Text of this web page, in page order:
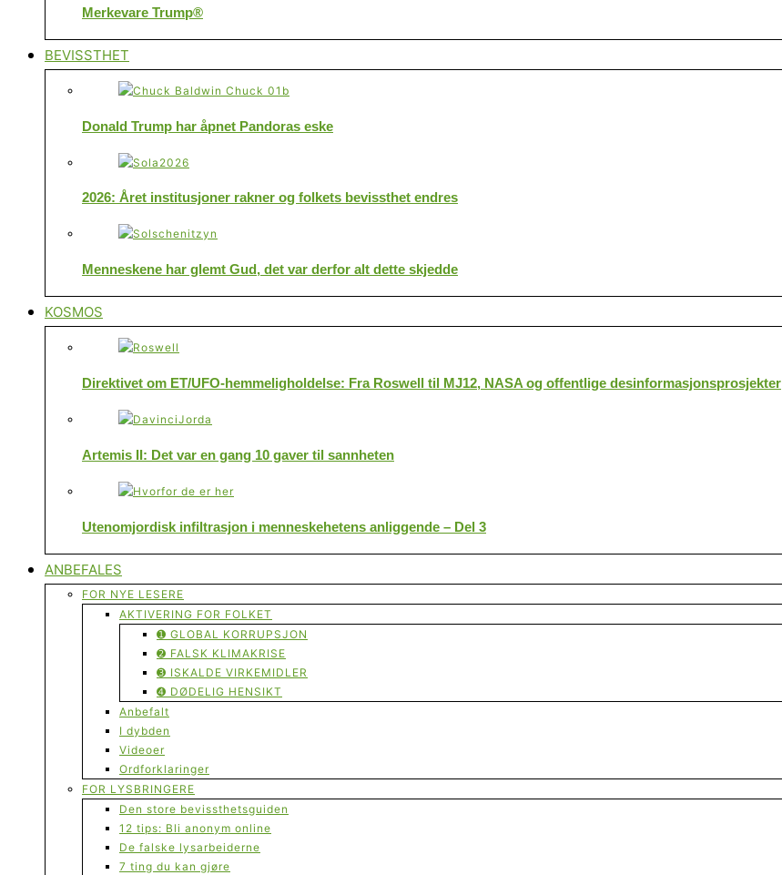
Merkevare Trump®
BEVISSTHET
Donald Trump har åpnet Pandoras eske
2026: Året institusjoner rakner og folkets bevissthet endres
Menneskene har glemt Gud, det var derfor alt dette skjedde
KOSMOS
Direktivet om ET/UFO-hemmeligholdelse: Fra Roswell til MJ12, NASA og offentlige desinformasjonsprosjekter
Artemis II: Det var en gang 10 gaver til sannheten
Utenomjordisk infiltrasjon i menneskehetens anliggende – Del 3
ANBEFALES
FOR NYE LESERE
AKTIVERING FOR FOLKET
➊ GLOBAL KORRUPSJON
➋ FALSK KLIMAKRISE
➌ ISKALDE VIRKEMIDLER
➍ DØDELIG HENSIKT
Anbefalt
I dybden
Videoer
Ordforklaringer
FOR LYSBRINGERE
Den store bevissthetsguiden
12 tips: Bli anonym online
De falske lysarbeiderne
7 ting du kan gjøre